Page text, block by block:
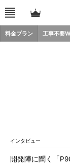
料金プラン 工事不要
インタビュー
開発陣に聞く「